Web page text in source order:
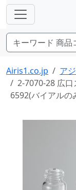
Airis1.co.jp
ア
2-7070-28 広
6592(バイアルの